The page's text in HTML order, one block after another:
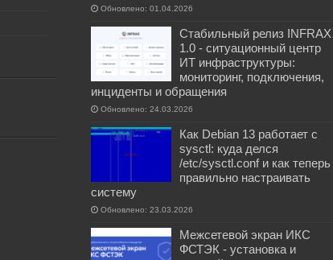
Обновлено: 01.04.2026
Стабильный релиз INFRAX
1.0 - ситуационный центр
ИТ инфраструктуры:
мониторинг, подключения,
инциденты и обращения
Обновлено: 24.03.2026
Как Debian 13 работает с
sysctl: куда делся
/etc/sysctl.conf и как теперь
правильно настраивать
систему
Обновлено: 23.03.2026
Межсетевой экран ИКС
ФСТЭК - установка и